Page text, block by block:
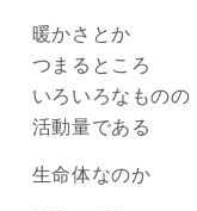
暖かさとか
つまるところ
いろいろなものの
活動量である
生命体なのか